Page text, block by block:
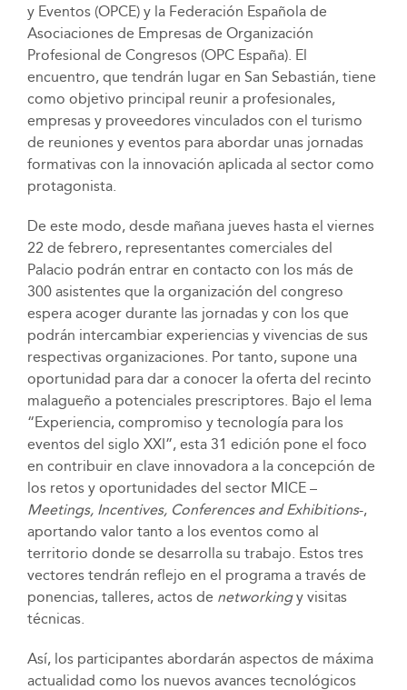
y Eventos (OPCE) y la Federación Española de
Asociaciones de Empresas de Organización
Profesional de Congresos (OPC España). El
encuentro, que tendrán lugar en San Sebastián, tiene
como objetivo principal reunir a profesionales,
empresas y proveedores vinculados con el turismo
de reuniones y eventos para abordar unas jornadas
formativas con la innovación aplicada al sector como
protagonista.
De este modo, desde mañana jueves hasta el viernes
22 de febrero, representantes comerciales del
Palacio podrán entrar en contacto con los más de
300 asistentes que la organización del congreso
espera acoger durante las jornadas y con los que
podrán intercambiar experiencias y vivencias de sus
respectivas organizaciones. Por tanto, supone una
oportunidad para dar a conocer la oferta del recinto
malagueño a potenciales prescriptores. Bajo el lema
“Experiencia, compromiso y tecnología para los
eventos del siglo XXI”, esta 31 edición pone el foco
en contribuir en clave innovadora a la concepción de
los retos y oportunidades del sector MICE –
Meetings, Incentives, Conferences and Exhibitions-,
aportando valor tanto a los eventos como al
territorio donde se desarrolla su trabajo. Estos tres
vectores tendrán reflejo en el programa a través de
ponencias, talleres, actos de networkingy visitas
técnicas.
Así, los participantes abordarán aspectos de máxima
actualidad como los nuevos avances tecnológicos